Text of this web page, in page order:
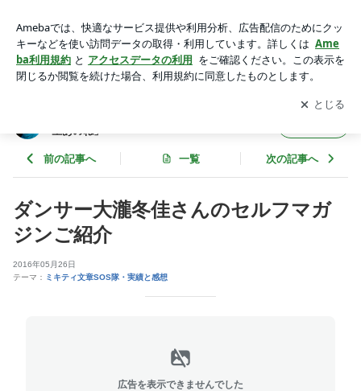
ューサーなまず美紀の日記「先生あのね」
アプリをダウンロードして ブログの更新通知
を受け取りまし
ょう。
開く
生あのね」
前の記事へ 一覧 次の記事へ
ダンサー大瀧冬佳さんのセルフマガ
ジンご紹介
2016年05月26日
テーマ： ミキティ文章SOS隊・実績と感想
広告を表示できませんでした